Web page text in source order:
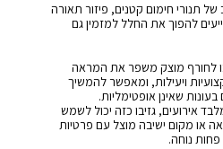
תנורי חימום קטנים, פיזור תאורה
להפוך את החלל למזמין גם
לחורף מוצק משפר את המראה
ויעילות, ומאפשר להמשיך
שאינן אופטימליות.
אירועים, גזיבו כזה יכול לשמש
או מקום ישיבה מוצל עם פרטיות
נוחה.